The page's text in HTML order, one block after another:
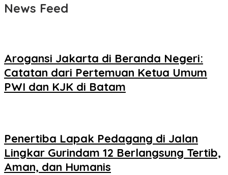
News Feed
Arogansi Jakarta di Beranda Negeri:
Catatan dari Pertemuan Ketua Umum
PWI dan KJK di Batam
Penertiba Lapak Pedagang di Jalan
Lingkar Gurindam 12 Berlangsung Tertib,
Aman, dan Humanis